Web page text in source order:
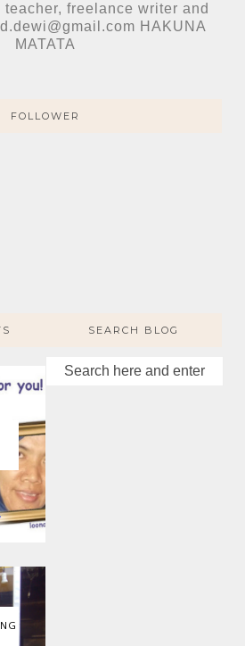
freelance writer and
HAKUNA
MATATA
FOLLOWER
SEARCH BLOG